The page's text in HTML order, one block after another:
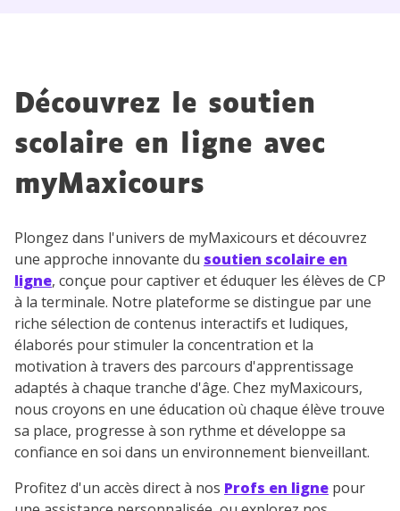
Découvrez le soutien
scolaire en ligne avec
myMaxicours
Plongez dans l'univers de myMaxicours et découvrez
une approche innovante du soutien scolaire en
ligne, conçue pour captiver et éduquer les élèves de CP
à la terminale. Notre plateforme se distingue par une
riche sélection de contenus interactifs et ludiques,
élaborés pour stimuler la concentration et la
motivation à travers des parcours d'apprentissage
adaptés à chaque tranche d'âge. Chez myMaxicours,
nous croyons en une éducation où chaque élève trouve
sa place, progresse à son rythme et développe sa
confiance en soi dans un environnement bienveillant.
Profitez d'un accès direct à nos Profs en ligne pour